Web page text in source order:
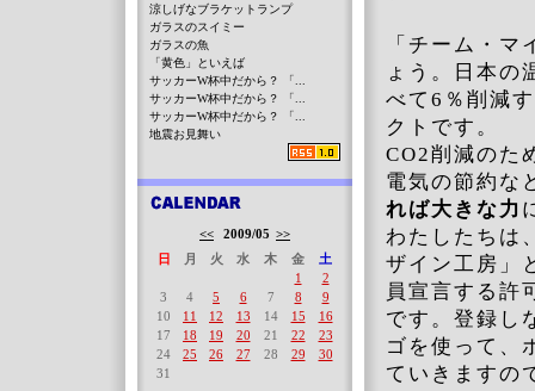
「チーム・
ょう。日本の
べて6％削減
クトです。
CO2削減のた
電気の節約な
れば大きな力
わたしたちは
ザイン工房」
員宣言する許
です。登録し
ゴを使って、
ていきますの
涼しげなブラケットランプ
ガラスのスイミー
ガラスの魚
「黄色」といえば
サッカーW杯中だから？ 「...
サッカーW杯中だから？ 「...
サッカーW杯中だから？ 「...
地震お見舞い
<< 2009/05 >>
日
月 火 水 木 金
土
1
2
3
4 5 6 7 8
9
10
11 12 13 14 15
16
17
18 19 20 21 22
23
24
25 26 27 28 29
30
31